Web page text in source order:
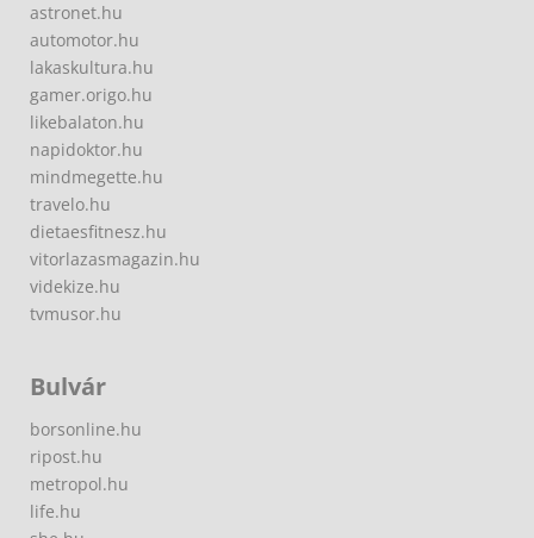
astronet.hu
automotor.hu
lakaskultura.hu
gamer.origo.hu
likebalaton.hu
napidoktor.hu
mindmegette.hu
travelo.hu
dietaesfitnesz.hu
vitorlazasmagazin.hu
videkize.hu
tvmusor.hu
Bulvár
borsonline.hu
ripost.hu
metropol.hu
life.hu